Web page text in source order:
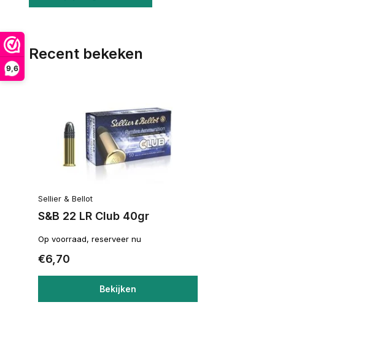
9,6
Recent bekeken
Sellier & Bellot
S&B 22 LR Club 40gr
Op voorraad, reserveer nu
€6,70
Bekijken